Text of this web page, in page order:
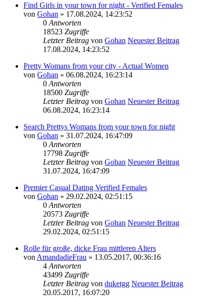
Find Girls in your town for night - Verified Females
von Gohan » 17.08.2024, 14:23:52
0 Antworten
18523 Zugriffe
Letzter Beitrag von Gohan Neuester Beitrag
17.08.2024, 14:23:52
Pretty Womans from your city - Actual Women
von Gohan » 06.08.2024, 16:23:14
0 Antworten
18500 Zugriffe
Letzter Beitrag von Gohan Neuester Beitrag
06.08.2024, 16:23:14
Search Prettys Womans from your town for night
von Gohan » 31.07.2024, 16:47:09
0 Antworten
17798 Zugriffe
Letzter Beitrag von Gohan Neuester Beitrag
31.07.2024, 16:47:09
Premier Сasual Dating Verified Females
von Gohan » 29.02.2024, 02:51:15
0 Antworten
20573 Zugriffe
Letzter Beitrag von Gohan Neuester Beitrag
29.02.2024, 02:51:15
Rolle für große, dicke Frau mittleren Alters
von AmandadieFrau » 13.05.2017, 00:36:16
4 Antworten
43499 Zugriffe
Letzter Beitrag von duketgg Neuester Beitrag
20.05.2017, 16:07:20